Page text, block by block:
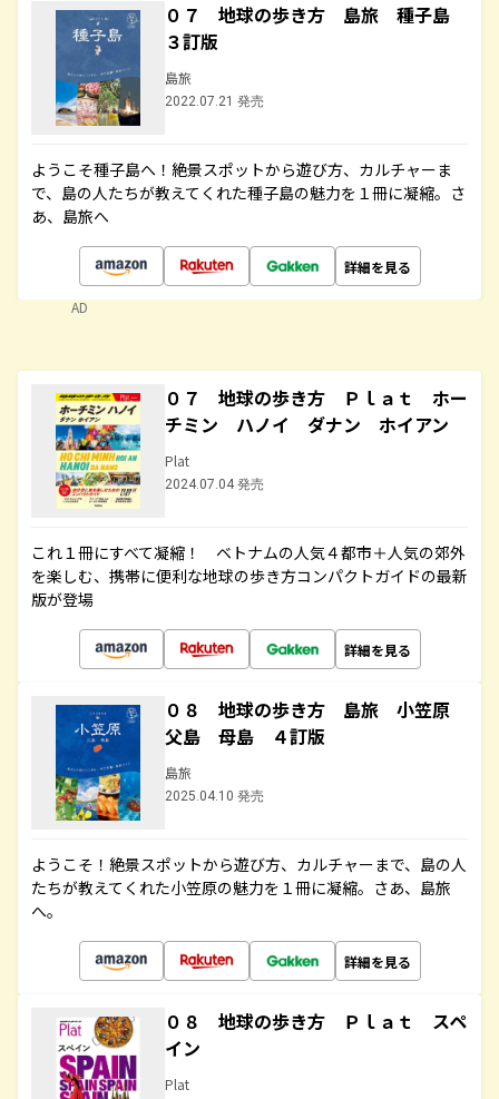
０７ 地球の歩き方 島旅 種子島
３訂版
島旅
2022.07.21 発売
ようこそ種子島へ！絶景スポットから遊び方、カルチャーま
で、島の人たちが教えてくれた種子島の魅力を１冊に凝縮。さ
あ、島旅へ
詳細を見る
AD
０７ 地球の歩き方 Ｐｌａｔ ホー
チミン ハノイ ダナン ホイアン
Plat
2024.07.04 発売
これ１冊にすべて凝縮！ ベトナムの人気４都市＋人気の郊外
を楽しむ、携帯に便利な地球の歩き方コンパクトガイドの最新
版が登場
詳細を見る
０８ 地球の歩き方 島旅 小笠原
父島 母島 ４訂版
島旅
2025.04.10 発売
ようこそ！絶景スポットから遊び方、カルチャーまで、島の人
たちが教えてくれた小笠原の魅力を１冊に凝縮。さあ、島旅
へ。
詳細を見る
０８ 地球の歩き方 Ｐｌａｔ スペ
イン
Plat